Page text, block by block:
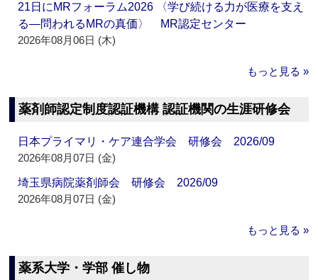
21日にMRフォーラム2026 〈学び続ける力が医療を支え
る―問われるMRの真価〉 MR認定センター
2026年08月06日 (木)
もっと見る »
薬剤師認定制度認証機構 認証機関の生涯研修会
日本プライマリ・ケア連合学会 研修会 2026/09
2026年08月07日 (金)
埼玉県病院薬剤師会 研修会 2026/09
2026年08月07日 (金)
もっと見る »
薬系大学・学部 催し物